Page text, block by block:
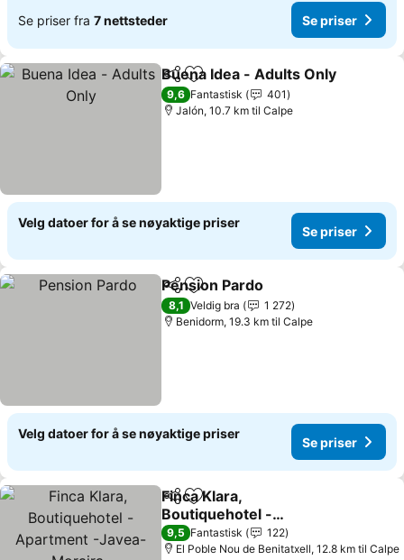
Se priser fra 7 nettsteder Se priser
Del Legg til i favoritter
Buena Idea - Adults Only
9,6 Fantastisk
401
Jalón, 10.7 km til Calpe
Velg datoer for å se nøyaktige priser
Se priser
Del Legg til i favoritter
Pension Pardo
8,1 Veldig bra
1 272
Benidorm, 19.3 km til Calpe
Velg datoer for å se nøyaktige priser
Se priser
Del Legg til i favoritter
Finca Klara,
Boutiquehotel -
Apartment -Javea-
Moraira-
Se priser
9,5 Fantastisk
122
El Poble Nou de Benitatxell, 12.8 km til Calpe